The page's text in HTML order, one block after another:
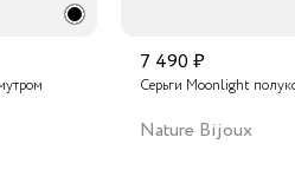
7 490 ₽
Серьги Moonlight
Nature Bijoux